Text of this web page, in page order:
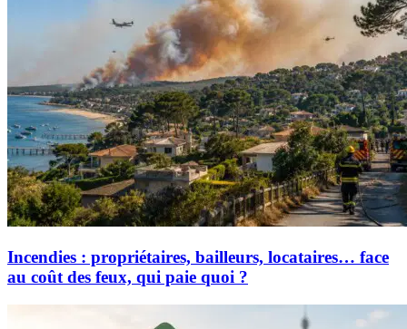
Incendies : propriétaires, bailleurs, locataires… face
au coût des feux, qui paie quoi ?